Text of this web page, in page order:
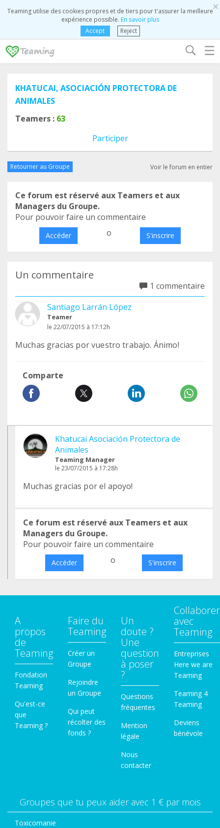
×
Teaming utilise des cookies propres et de tiers pour t'assurer la meilleure
expérience possible. En savoir plus
Accept
Reject
☰
KHATUCAI, ASOCIACIÓN PROTECTORA DE
ANIMALES
Teamers : 63
Participer
Retourner au Groupe Voir le forum en entier
Ce forum est réservé aux Teamers et aux
Managers du Groupe.
Pour pouvoir faire un commentaire
Accéder o S'inscrire
Un commentaire
1 commentaire
Santiago Larrán López
Teamer
le 22/07/2015 à 17:12h
Muchas gracias por vuestro trabajo. Ánimo!
Comparte
Khatucai Asociación Protectora de
Animales
Teaming Manager
le 23/07/2015 à 17:28h
Muchas gracias por el apoyo!
Ce forum est réservé aux Teamers et aux
Managers du Groupe.
Pour pouvoir faire un commentaire
Accéder o S'inscrire
A
propos
de
Teaming
Fondation
Teaming
Qu'est-ce
que
Teaming ?
Faire du
Teaming
Créer un
Groupe
Rejoindre
un Groupe
Qui peut
récolter des
fonds ?
Un
doute ?
Une
question
à poser
?
Questions
fréquentes
Mention
légale
Nous
contacter
Collaborer
avec
Teaming
Entreprises
Here we are
Teaming
Teaming 4
Teaming
Deviens
bénévole
Groupes que tu peux aider avec 1 € par mois
Toxicomanie